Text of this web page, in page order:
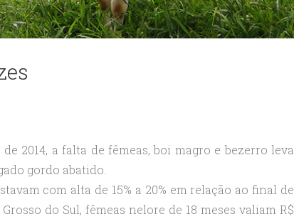
2014, a falta de fêmeas, boi magro e bezerro leva
gordo abatido.
com alta de 15% a 20% em relação ao final de
do Sul, fêmeas nelore de 18 meses valiam R$